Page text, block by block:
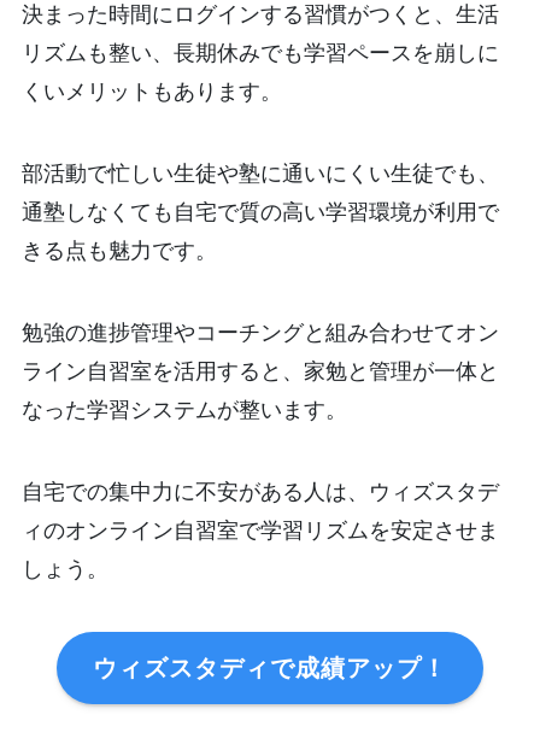
決まった時間にログインする習慣がつくと、生活
リズムも整い、長期休みでも学習ペースを崩しに
くいメリットもあります。
部活動で忙しい生徒や塾に通いにくい生徒でも、
通塾しなくても自宅で質の高い学習環境が利用で
きる点も魅力です。
勉強の進捗管理やコーチングと組み合わせてオン
ライン自習室を活用すると、家勉と管理が一体と
なった学習システムが整います。
自宅での集中力に不安がある人は、ウィズスタデ
ィのオンライン自習室で学習リズムを安定させま
しょう。
ウィズスタディで成績アップ！